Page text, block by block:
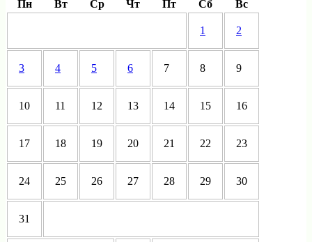
Пн
Вт Ср Чт Пт Сб Вс
1 2
3 4 5 6 7 8 9
10 11 12 13 14 15 16
17 18 19 20 21 22 23
24 25 26 27 28 29 30
31